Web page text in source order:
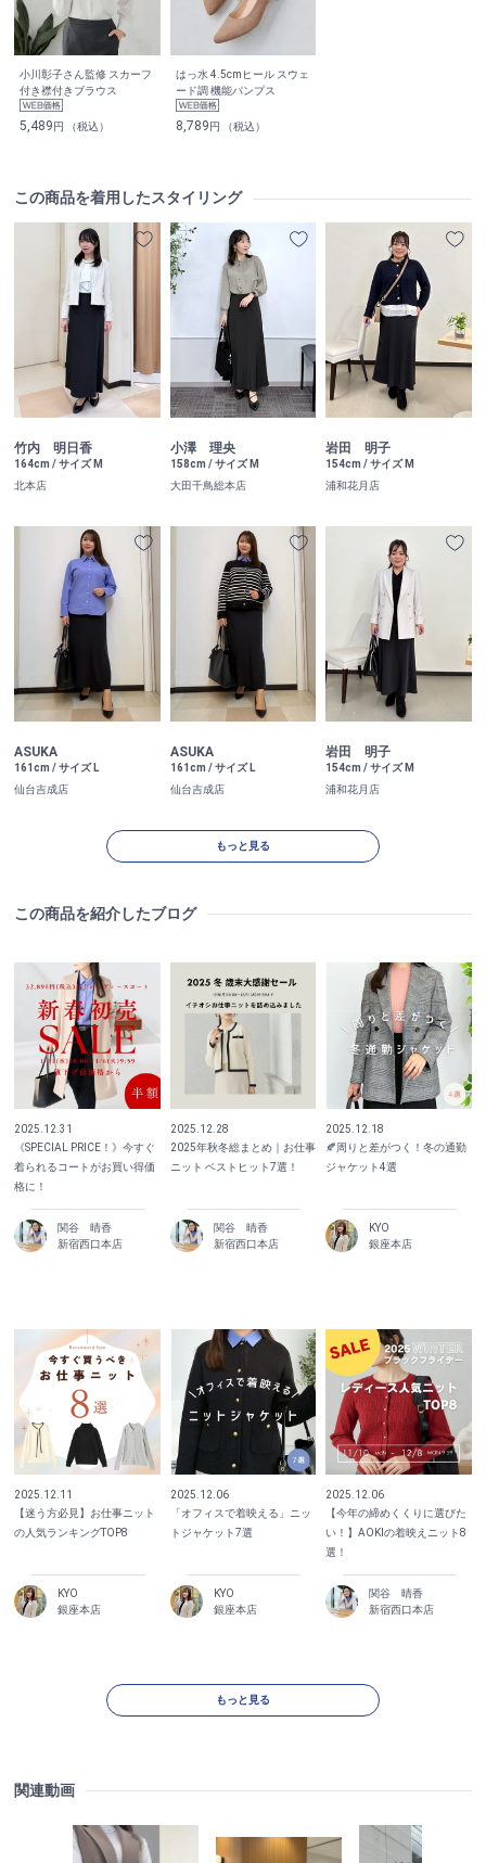
小川彰子さん監修 スカーフ
付き襟付きブラウス
5,489円 （税込）
はっ水 4.5cmヒール スウェ
ード調 機能パンプス
8,789円 （税込）
この商品を着用したスタイリング
竹内 明日香
164cm / サイズ M
北本店
小澤 理央
158cm / サイズ M
大田千鳥総本店
岩田 明子
154cm / サイズ M
浦和花月店
ASUKA
161cm / サイズ L
仙台吉成店
ASUKA
161cm / サイズ L
仙台吉成店
岩田 明子
154cm / サイズ M
浦和花月店
もっと見る
この商品を紹介したブログ
2025.12.31
《SPECIAL PRICE！》今すぐ
着られるコートがお買い得価
格に！
関谷 晴香
新宿西口本店
2025.12.28
2025年秋冬総まとめ｜お仕事
ニット ベストヒット7選！
関谷 晴香
新宿西口本店
2025.12.18
🍂周りと差がつく！冬の通勤
ジャケット4選
KYO
銀座本店
2025.12.11
【迷う方必見】お仕事ニット
の人気ランキングTOP8
KYO
銀座本店
2025.12.06
「オフィスで着映える」ニッ
トジャケット7選
KYO
銀座本店
2025.12.06
【今年の締めくくりに選びた
い！】AOKIの着映えニット8
選！
関谷 晴香
新宿西口本店
もっと見る
関連動画